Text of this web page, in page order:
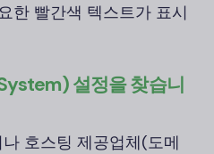
한 빨간색 텍스트가 표시
설정을 찾습니
호스팅 제공업체(도메